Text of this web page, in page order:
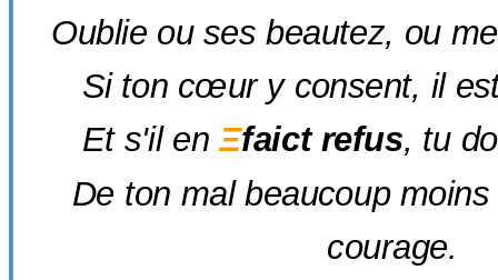
Oublie ou ses beautez, ou
Si ton cœur y consent, il
Et s'il enΞfaict refus, tu
De ton mal beaucoup
courage.